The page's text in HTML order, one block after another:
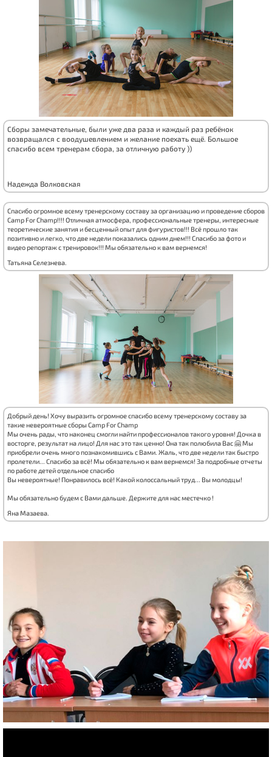
Сборы замечательные, были уже два раза и каждый раз ребёнок
возвращался с воодушевлением и желание поехать ещё. Большое
спасибо всем тренерам сбора, за отличную работу ))
Надежда Волковская
Спасибо огромное всему тренерскому составу за организацию и проведение сборов
Camp For Champ!!!! Отличная атмосфера, профессиональные тренеры, интересные
теоретические занятия и бесценный опыт для фигуристов!!! Всё прошло так
позитивно и легко, что две недели показались одним днем!!! Спасибо за фото и
видео репортаж с тренировок!!! Мы обязательно к вам вернемся!
Татьяна Селезнева.
Добрый день! Хочу выразить огромное спасибо всему тренерскому составу за
такие невероятные сборы Camp For Champ
Мы очень рады, что наконец смогли найти профессионалов такого уровня! Дочка в
восторге, результат на лицо! Для нас это так ценно! Она так полюбила Вас 🤗 Мы
приобрели очень много познакомившись с Вами. Жаль, что две недели так быстро
пролетели... Спасибо за всё! Мы обязательно к вам вернемся! За подробные отчеты
по работе детей отдельное спасибо
Вы невероятные! Понравилось всё! Какой колоссальный труд... Вы молодцы!
Мы обязательно будем с Вами дальше. Держите для нас местечко !
Яна Мазаева.